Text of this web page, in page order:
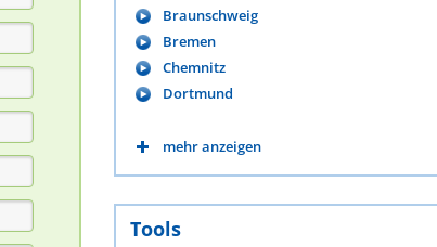
Braunschweig
Bremen
Chemnitz
Dortmund
mehr anzeigen
Tools